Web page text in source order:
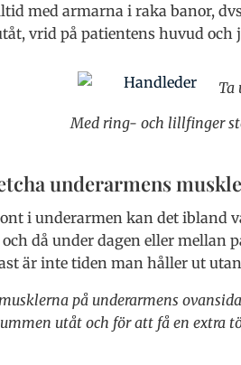
med armarna i raka banor,
vrid på patientens huvud och
Ta
Med ring- och lillfinger
underarmens
i underarmen kan det ibland
och då under dagen eller
är inte tiden man håller ut
på underarmens
utåt och för att få en extra